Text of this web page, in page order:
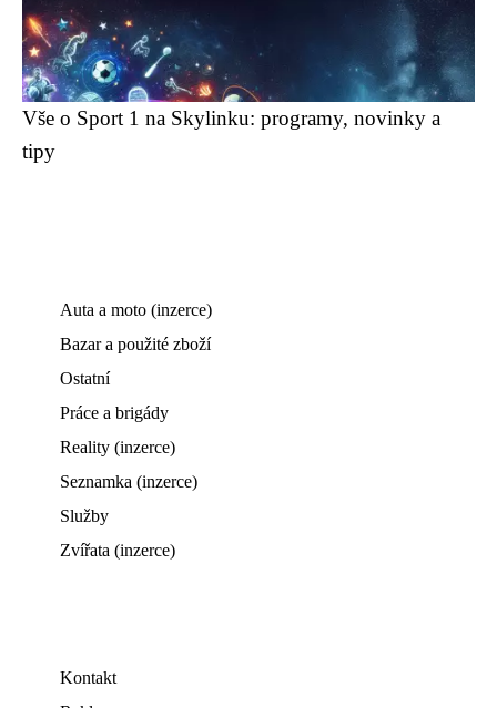
Vše o Sport 1 na Skylinku: programy, novinky a
tipy
Auta a moto (inzerce)
Bazar a použité zboží
Ostatní
Práce a brigády
Reality (inzerce)
Seznamka (inzerce)
Služby
Zvířata (inzerce)
Kontakt